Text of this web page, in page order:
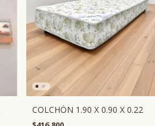
COLCHÓN 1.90 X 0.90 X 0.22